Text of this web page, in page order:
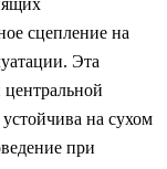
сцепление на
Эта
центральной
на сухом
при